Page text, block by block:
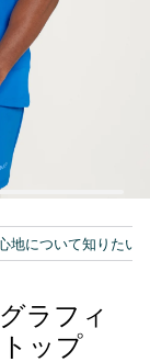
ラフィ
ップ